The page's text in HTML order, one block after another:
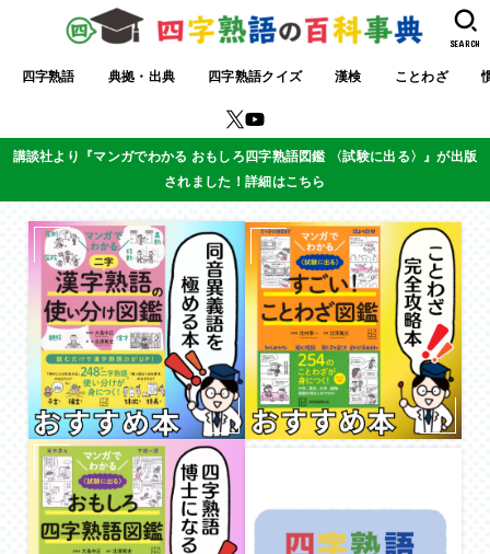
四字熟語 典拠・出典 四字熟語クイズ 漢検 ことわざ
SEARCH
講談社より『マンガでわかる おもしろ四字熟語図鑑 〈試験に出る〉』が出版
されました！詳細はこちら